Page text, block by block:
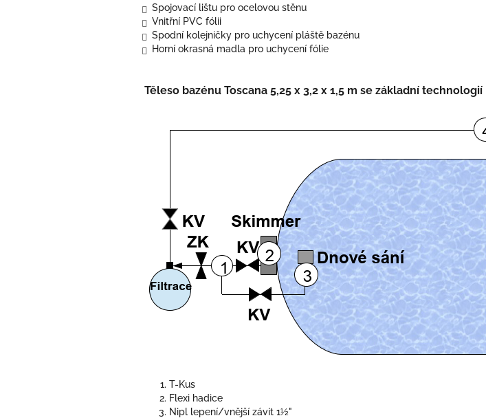
Spojovací lištu pro ocelovou stěnu
Vnitřní PVC fólii
Spodní kolejničky pro uchycení pláště bazénu
Horní okrasná madla pro uchycení fólie
Těleso bazénu Toscana 5,25 x 3,2 x 1,5 m se základní technologií
T-Kus
Flexi hadice
Nipl lepení/vnější závit 1½"